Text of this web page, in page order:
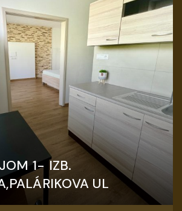
1- IZB.
UL